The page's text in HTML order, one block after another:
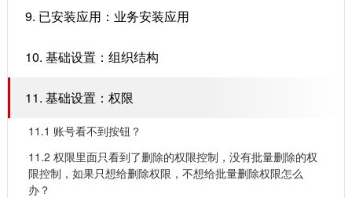
9. 已安装应用：业务安装应用
10. 基础设置：组织结构
11. 基础设置：权限
11.1 ​账号看不到按钮？
11.2 ​权限里面只看到了删除的权限控制，没有批量删除的权
限控制，如果只想给删除权限，不想给批量删除权限怎么
办？